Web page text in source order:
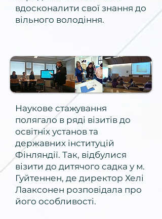
вдосконалити свої знання до
вільного володіння.
Наукове стажування
полягало в ряді візитів до
освітніх установ та
державних інституцій
Фінляндії. Так, відбулися
візити до дитячого садка у м.
Гуйтеннен, де директор Хелі
Лааксонен розповідала про
його особливості.